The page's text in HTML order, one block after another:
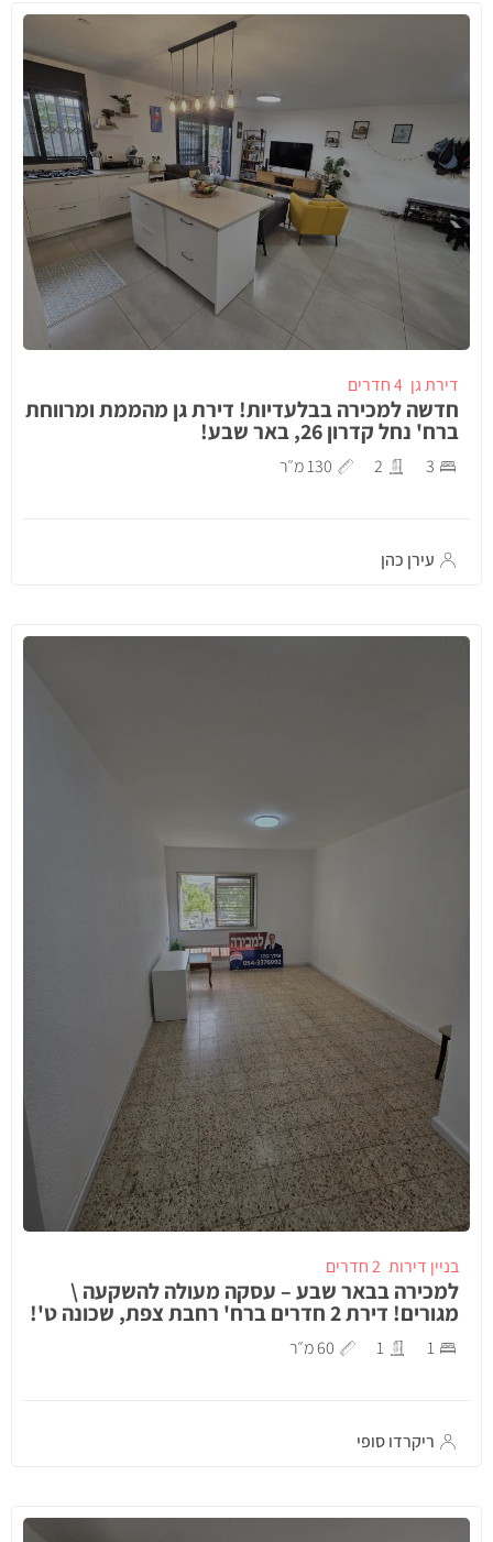
דירת גן 4 חדרים
חדשה למכירה בבלעדיות! דירת גן מהממת ומרווחת
ברח' נחל קדרון 26, באר שבע!
3
2 130 מ״ר
עירן כהן
בניין דירות 2 חדרים
למכירה בבאר שבע – עסקה מעולה להשקעה \
מגורים! דירת 2 חדרים ברח' רחבת צפת, שכונה ט'!
1
1 60 מ״ר
ריקרדו סופי